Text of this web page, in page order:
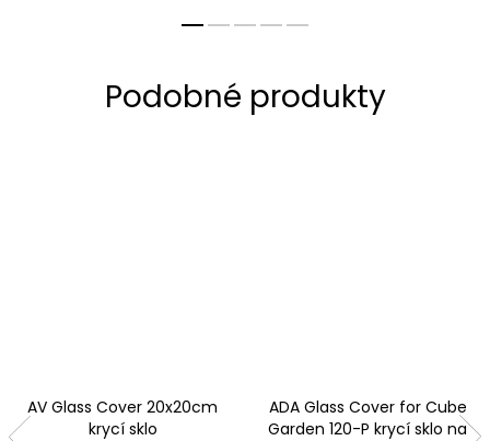
AV Glass Cover 20x20cm
krycí sklo
ADA Glass Cover for Cube
Garden 120-P krycí sklo na